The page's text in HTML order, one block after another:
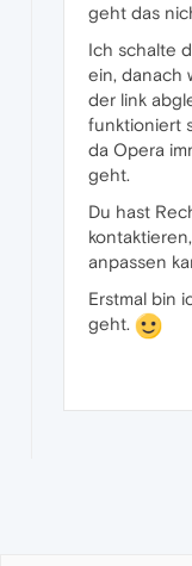
geht das
Ich schalte
ein, danach
der link
funktioniert
da Opera
geht.
Du hast
anpassen
Erstmal bin
geht.